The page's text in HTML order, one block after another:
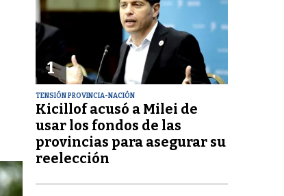
1
TENSIÓN PROVINCIA-NACIÓN
Kicillof acusó a Milei de
usar los fondos de las
provincias para asegurar su
reelección